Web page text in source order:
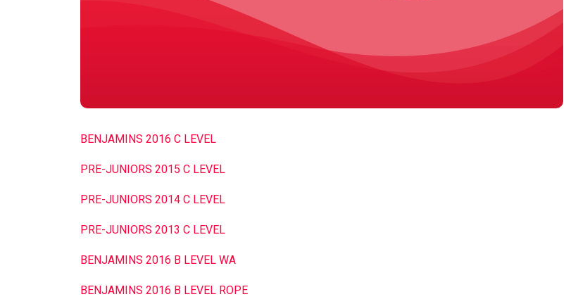
BENJAMINS 2016 C LEVEL
PRE-JUNIORS 2015 C LEVEL
PRE-JUNIORS 2014 C LEVEL
PRE-JUNIORS 2013 C LEVEL
BENJAMINS 2016 B LEVEL WA
BENJAMINS 2016 B LEVEL ROPE